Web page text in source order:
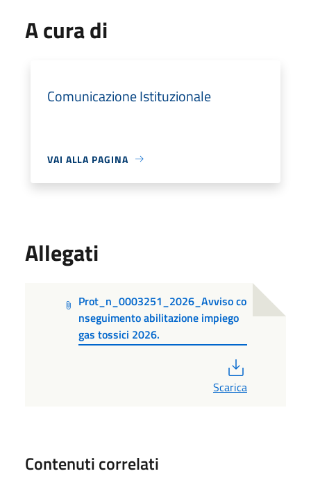
A cura di
Comunicazione Istituzionale
VAI ALLA PAGINA
Allegati
Prot_n_0003251_2026_Avviso co
nseguimento abilitazione impiego
gas tossici 2026.
Scarica
Contenuti correlati